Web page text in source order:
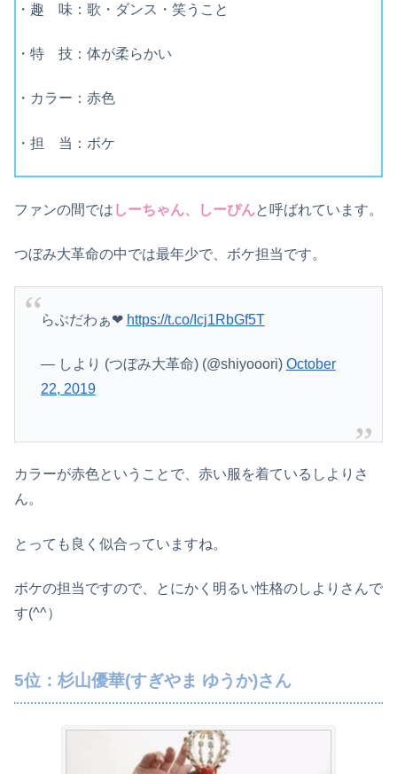
・趣 味：歌・ダンス・笑うこと
・特 技：体が柔らかい
・カラー：赤色
・担 当：ボケ
ファンの間では しーちゃん、しーぴんと呼ばれています。
つぼみ大革命の中では最年少で、ボケ担当です。
らぶだわぁ❤︎ https://t.co/Icj1RbGf5T
— しより (つぼみ大革命) (@shiyooori) October
22, 2019
カラーが赤色ということで、赤い服を着ているしよりさ
ん。
とっても良く似合っていますね。
ボケの担当ですので、とにかく明るい性格のしよりさんで
す(^^）
5位：杉山優華(すぎやま ゆうか)さん